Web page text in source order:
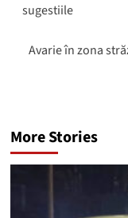
sugestiile
Avarie în zona
More Stories